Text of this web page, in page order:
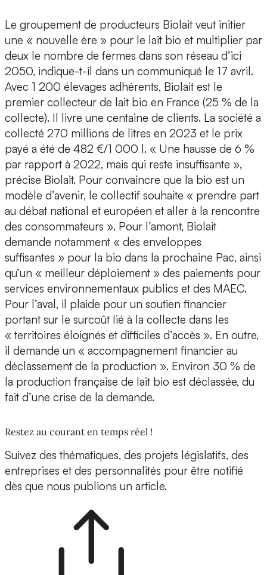
Le groupement de producteurs Biolait veut initier
une « nouvelle ère » pour le lait bio et multiplier par
deux le nombre de fermes dans son réseau d’ici
2050, indique-t-il dans un communiqué le 17 avril.
Avec 1 200 élevages adhérents, Biolait est le
premier collecteur de lait bio en France (25 % de la
collecte). Il livre une centaine de clients. La société a
collecté 270 millions de litres en 2023 et le prix
payé a été de 482 €/1 000 l. « Une hausse de 6 %
par rapport à 2022, mais qui reste insuffisante »,
précise Biolait. Pour convaincre que la bio est un
modèle d’avenir, le collectif souhaite « prendre part
au débat national et européen et aller à la rencontre
des consommateurs ». Pour l’amont, Biolait
demande notamment « des enveloppes
suffisantes » pour la bio dans la prochaine Pac, ainsi
qu’un « meilleur déploiement » des paiements pour
services environnementaux publics et des MAEC.
Pour l’aval, il plaide pour un soutien financier
portant sur le surcoût lié à la collecte dans les
« territoires éloignés et difficiles d’accès ». En outre,
il demande un « accompagnement financier au
déclassement de la production ». Environ 30 % de
la production française de lait bio est déclassée, du
fait d’une crise de la demande.
Restez au courant en temps réel !
Suivez des thématiques, des projets législatifs, des
entreprises et des personnalités pour être notifié
dès que nous publions un article.